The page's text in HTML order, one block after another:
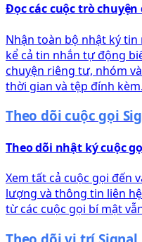
Đọc các cuộc trò
Nhận toàn bộ nhật ký
kể cả tin nhắn tự động
chuyện riêng tư, nhóm
thời gian và tệp đính kèm.
Theo dõi cuộc gọi
Theo dõi nhật ký cuộc
Xem tất cả cuộc gọi đến
lượng và thông tin liên
từ các cuộc gọi bí mật